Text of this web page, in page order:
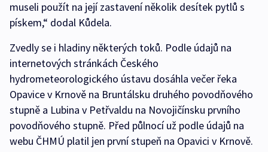
museli použít na její zastavení několik desítek pytlů s
pískem,“ dodal Kůdela.
Zvedly se i hladiny některých toků. Podle údajů na
internetových stránkách Českého
hydrometeorologického ústavu dosáhla večer řeka
Opavice v Krnově na Bruntálsku druhého povodňového
stupně a Lubina v Petřvaldu na Novojičínsku prvního
povodňového stupně. Před půlnocí už podle údajů na
webu ČHMÚ platil jen první stupeň na Opavici v Krnově.